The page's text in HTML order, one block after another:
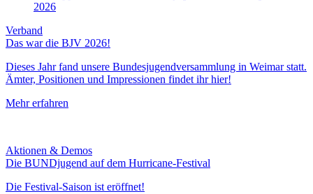
Verband
Das war die BJV 2026!
Dieses Jahr fand unsere Bundesjugendversammlung in Weimar statt.
Ämter, Positionen und Impressionen findet ihr hier!
Mehr erfahren
Aktionen & Demos
Die BUNDjugend auf dem Hurricane-Festival
Die Festival-Saison ist eröffnet!